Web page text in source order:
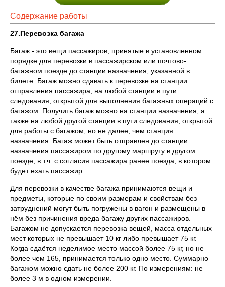
Содержание работы
27.Перевозка багажа
Багаж - это вещи пассажиров, принятые в установленном
порядке для перевозки в пассажирском или почтово-
багажном поезде до станции назначения, указанной в
билете. Багаж можно сдавать к перевозке на станции
отправления пассажира, на любой станции в пути
следования, открытой для выполнения багажных операций с
багажом. Получить багаж можно на станции назначения, а
также на любой другой станции в пути следования, открытой
для работы с багажом, но не далее, чем станция
назначения. Багаж может быть отправлен до станции
назначения пассажиром по другому маршруту в другом
поезде, в т.ч. с согласия пассажира ранее поезда, в котором
будет ехать пассажир.
Для перевозки в качестве багажа принимаются вещи и
предметы, которые по своим размерам и свойствам без
затруднений могут быть погружены в вагон и размещены в
нём без причинения вреда багажу других пассажиров.
Багажом не допускается перевозка вещей, масса отдельных
мест которых не превышает 10 кг либо превышает 75 кг.
Когда сдаётся неделимое место массой более 75 кг, но не
более чем 165, принимается только одно место. Суммарно
багажом можно сдать не более 200 кг. По измерениям: не
более 3 м в одном измерении.